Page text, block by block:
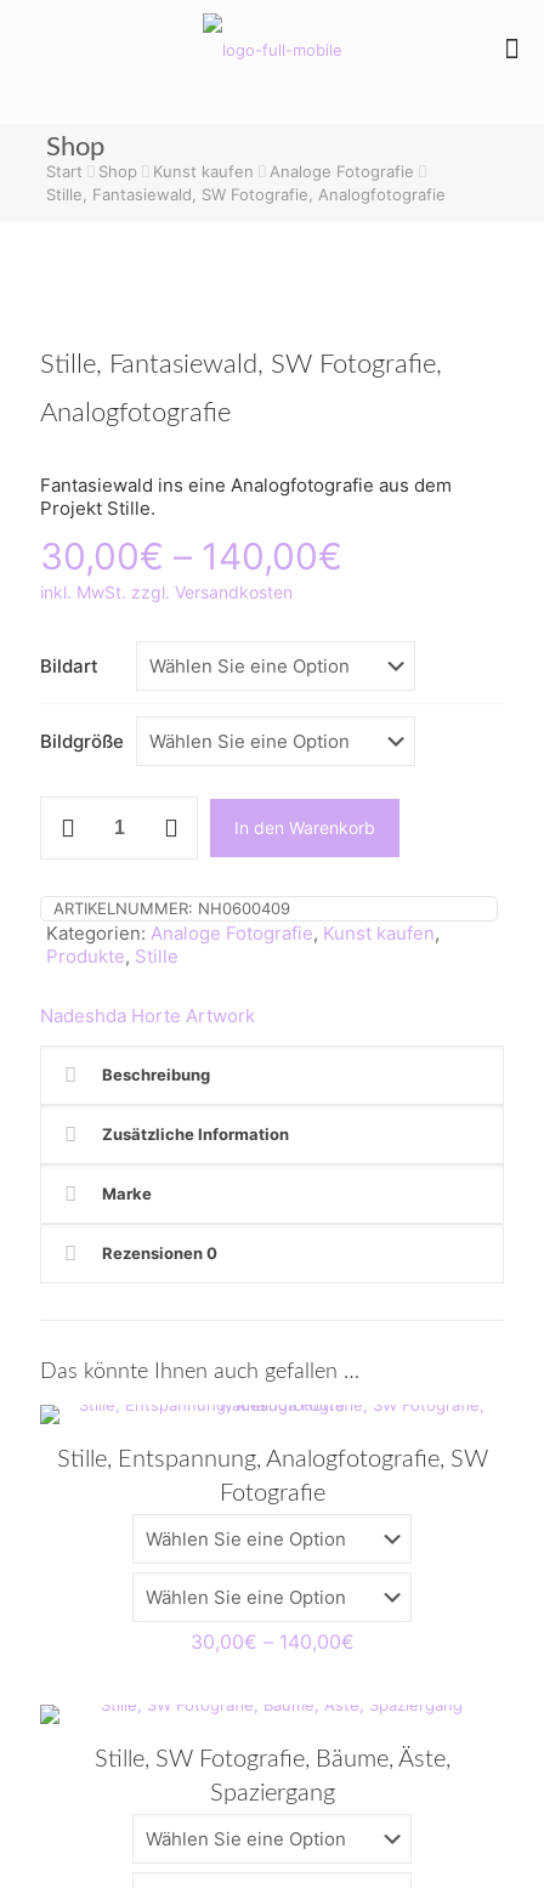
Shop
Start Shop Kunst kaufen
Analoge Fotografie
Stille, Fantasiewald, SW Fotografie, Analogfotografie
Stille, Fantasiewald, SW Fotografie,
Analogfotografie
Fantasiewald ins eine Analogfotografie aus dem
Projekt Stille.
30,00€ – 140,00€
140,00€
inkl. MwSt. zzgl. Versandkosten
Bildart
Bildgröße
Fantasiewald,
Analogfotografie
Menge
In den Warenkorb
ARTIKELNUMMER: NH0600409
Kategorien: Analoge Fotografie, Kunst kaufen,
Produkte, Stille
Nadeshda Horte Artwork
Beschreibung
Zusätzliche Information
Marke
Rezensionen0
Das könnte Ihnen auch gefallen …
Stille, Entspannung, Analogfotografie, SW
Fotografie
30,00€ – 140,00€Preisspanne:
140,00€
Stille, SW Fotografie, Bäume, Äste,
Spaziergang